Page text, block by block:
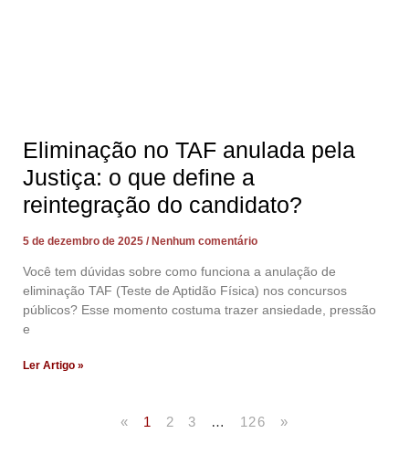
Eliminação no TAF anulada pela
Justiça: o que define a
reintegração do candidato?
5 de dezembro de 2025 Nenhum comentário
Você tem dúvidas sobre como funciona a anulação de
eliminação TAF (Teste de Aptidão Física) nos concursos
públicos? Esse momento costuma trazer ansiedade, pressão
e
Ler Artigo »
« 1 2 3 … 126 »